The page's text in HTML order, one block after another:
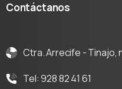
Contáctanos
Ctra. Arrecife - Tinajo,
Tel: 928 82 41 61